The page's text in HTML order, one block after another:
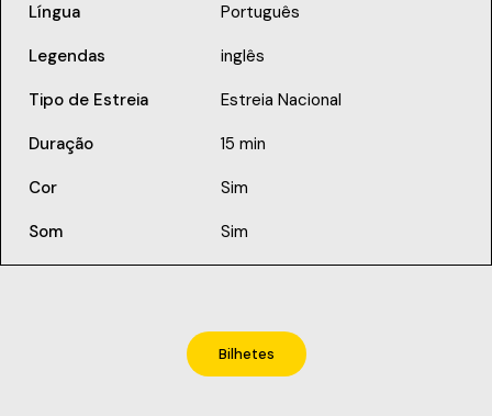
Língua
Português
Legendas
inglês
Tipo de Estreia
Estreia Nacional
Duração
15 min
Cor
Sim
Som
Sim
Bilhetes